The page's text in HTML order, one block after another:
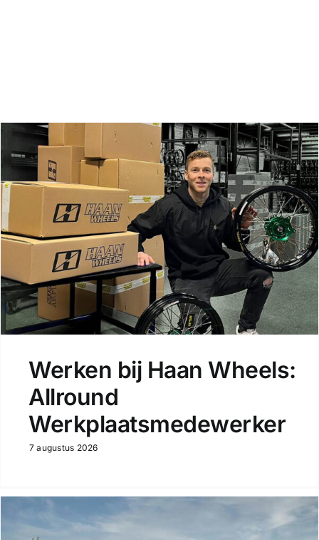
Werken bij Haan Wheels:
Allround
Werkplaatsmedewerker
7 augustus 2026